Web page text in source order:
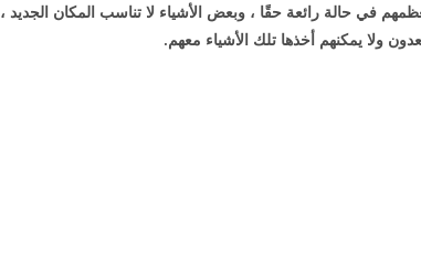
في حالة رائعة حقًا ، وبعض الأشياء لا تناسب المكان الجديد ،
ولا يمكنهم أخذها تلك الأشياء معهم.